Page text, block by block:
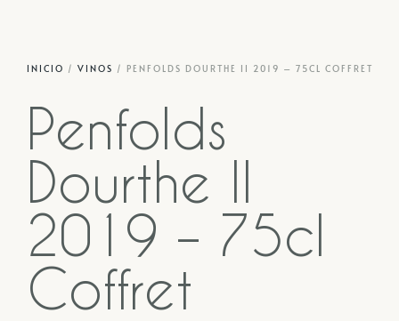
INICIO / VINOS / PENFOLDS DOURTHE II 2019 – 75CL COFFRET
Penfolds
Dourthe II
2019 – 75cl
Coffret